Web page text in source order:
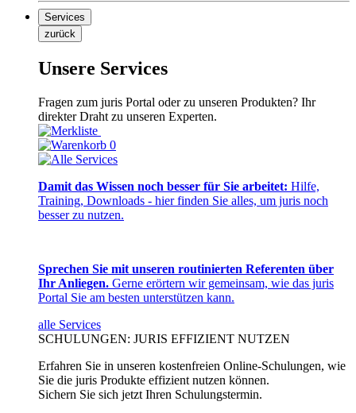
Services
zurück
Unsere Services
Fragen zum juris Portal oder zu unseren Produkten? Ihr
direkter Draht zu unseren Experten.
0
Damit das Wissen noch besser für Sie arbeitet: Hilfe,
Training, Downloads - hier finden Sie alles, um juris noch
besser zu nutzen.
Sprechen Sie mit unseren routinierten Referenten über
Ihr Anliegen. Gerne erörtern wir gemeinsam, wie das juris
Portal Sie am besten unterstützen kann.
alle Services
SCHULUNGEN: JURIS EFFIZIENT NUTZEN
Erfahren Sie in unseren kostenfreien Online-Schulungen, wie
Sie die juris Produkte effizient nutzen können.
Sichern Sie sich jetzt Ihren Schulungstermin.